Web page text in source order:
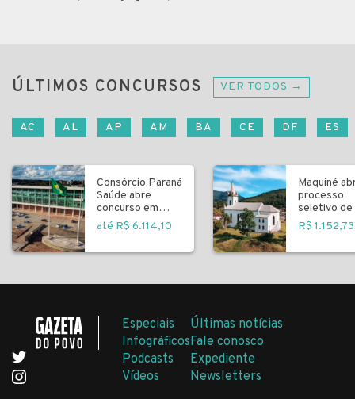
ÚLTIMOS CONCURSOS VER TODOS →
AC AL AP AM BA CE DF ES
Consórcio Paraná
Saúde abre
concurso em
Curitiba
até R$ 6.114,10
Maquiné
processo
seletivo de
R$ 1.152,73
Especiais
Infográficos
Podcasts
Vídeos
Últimas notícias
Fale conosco
Expediente
Newsletters